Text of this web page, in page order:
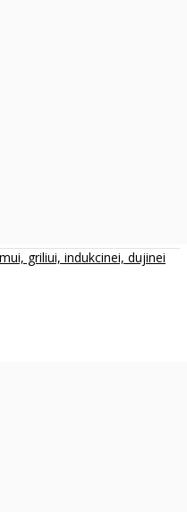
griliui, indukcinei, dujinei